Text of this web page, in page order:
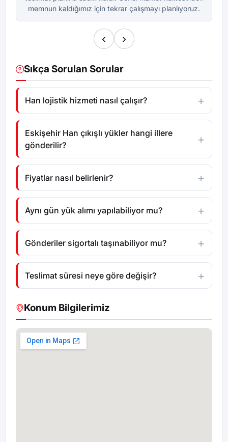
memnun kaldığımız için tekrar çalışmayı planlıyoruz.
‹ ›
Sıkça Sorulan Sorular
Han lojistik hizmeti nasıl çalışır?
Eskişehir Han çıkışlı yükler hangi illere
gönderilir?
Fiyatlar nasıl belirlenir?
Aynı gün yük alımı yapılabiliyor mu?
Gönderiler sigortalı taşınabiliyor mu?
Teslimat süresi neye göre değişir?
Konum Bilgilerimiz